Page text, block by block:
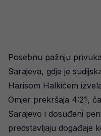
Posebnu pažnju
Sarajeva, gdje je
Harisom Halkićem
Omjer prekršaja 4:21,
Sarajevo i dosuđeni
predstavljaju događaje